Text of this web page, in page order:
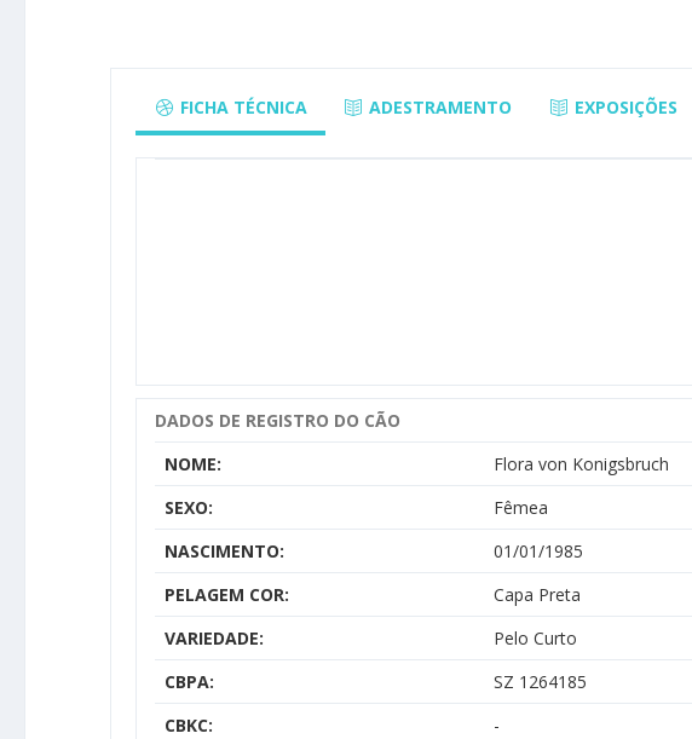
FICHA TÉCNICA ADESTRAMENTO EXPOSIÇÕES
DADOS DE REGISTRO DO CÃO
NOME:
Flora von Konigsbruch
SEXO:
Fêmea
NASCIMENTO:
01/01/1985
PELAGEM COR:
Capa Preta
VARIEDADE:
Pelo Curto
CBPA:
SZ 1264185
CBKC:
-